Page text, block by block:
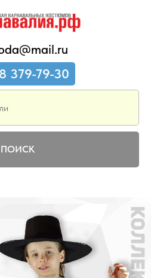
379-79-30
ПОИСК